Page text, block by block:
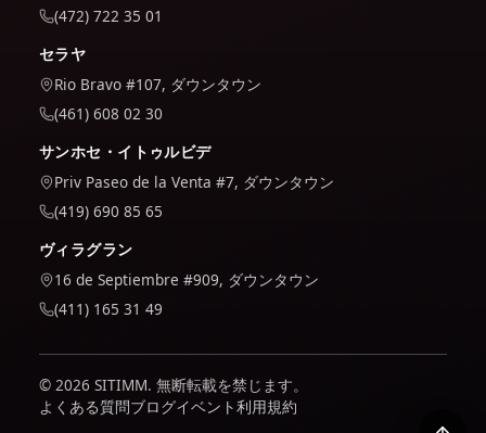
(472) 722 35 01
セラヤ
Rio Bravo #107, ダウンタウン
(461) 608 02 30
サンホセ・イトゥルビデ
Priv Paseo de la Venta #7, ダウンタウン
(419) 690 85 65
ヴィラグラン
16 de Septiembre #909, ダウンタウン
(411) 165 31 49
© 2026 SITIMM. 無断転載を禁じます。
よくある質問ブログイベント利用規約